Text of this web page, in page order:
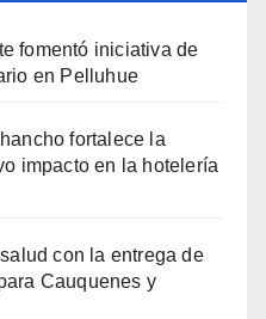
fomentó iniciativa de
en Pelluhue
fortalece la
impacto en la hotelería
con la entrega de
Cauquenes y